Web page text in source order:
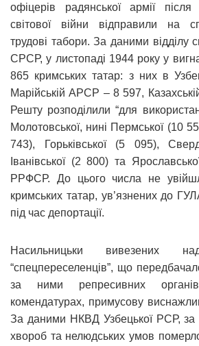
офіцерів радянської армії після
світової війни відправили на
трудові табори. За даними відділу
СРСР, у листопаді 1944 року у
865 кримських татар: з них в
Марійській АРСР – 8 597,
Решту розподілили “для
Молотовської, нині Пермської (10
743), Горьківської (5 095),
Іванівської (2 800) та
РРФСР. До цього числа не
кримських татар, ув’язнених до
під час депортації.
Насильницьки вивезених
“спецпереселенців”, що
за ними репресивних
комендатурах, примусову
За даними НКВД Узбецької РСР, за
хвороб та нелюдських умов